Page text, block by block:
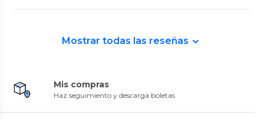
Mostrar todas las reseñas
Mis compras
Haz seguimiento y descarga boletas